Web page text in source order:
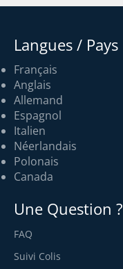
Langues / Pays
Français
Anglais
Allemand
Espagnol
Italien
Néerlandais
Polonais
Canada
Une Question ?
FAQ
Suivi Colis